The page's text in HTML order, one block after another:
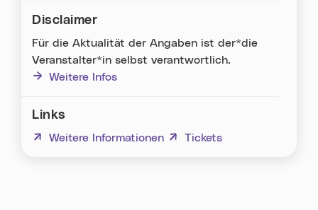
Disclaimer
Für die Aktualität der Angaben ist der*die
Veranstalter*in selbst verantwortlich.
Weitere Infos
Links
Weitere Informationen
(neues Fenster) Tickets
(neues Fenster)